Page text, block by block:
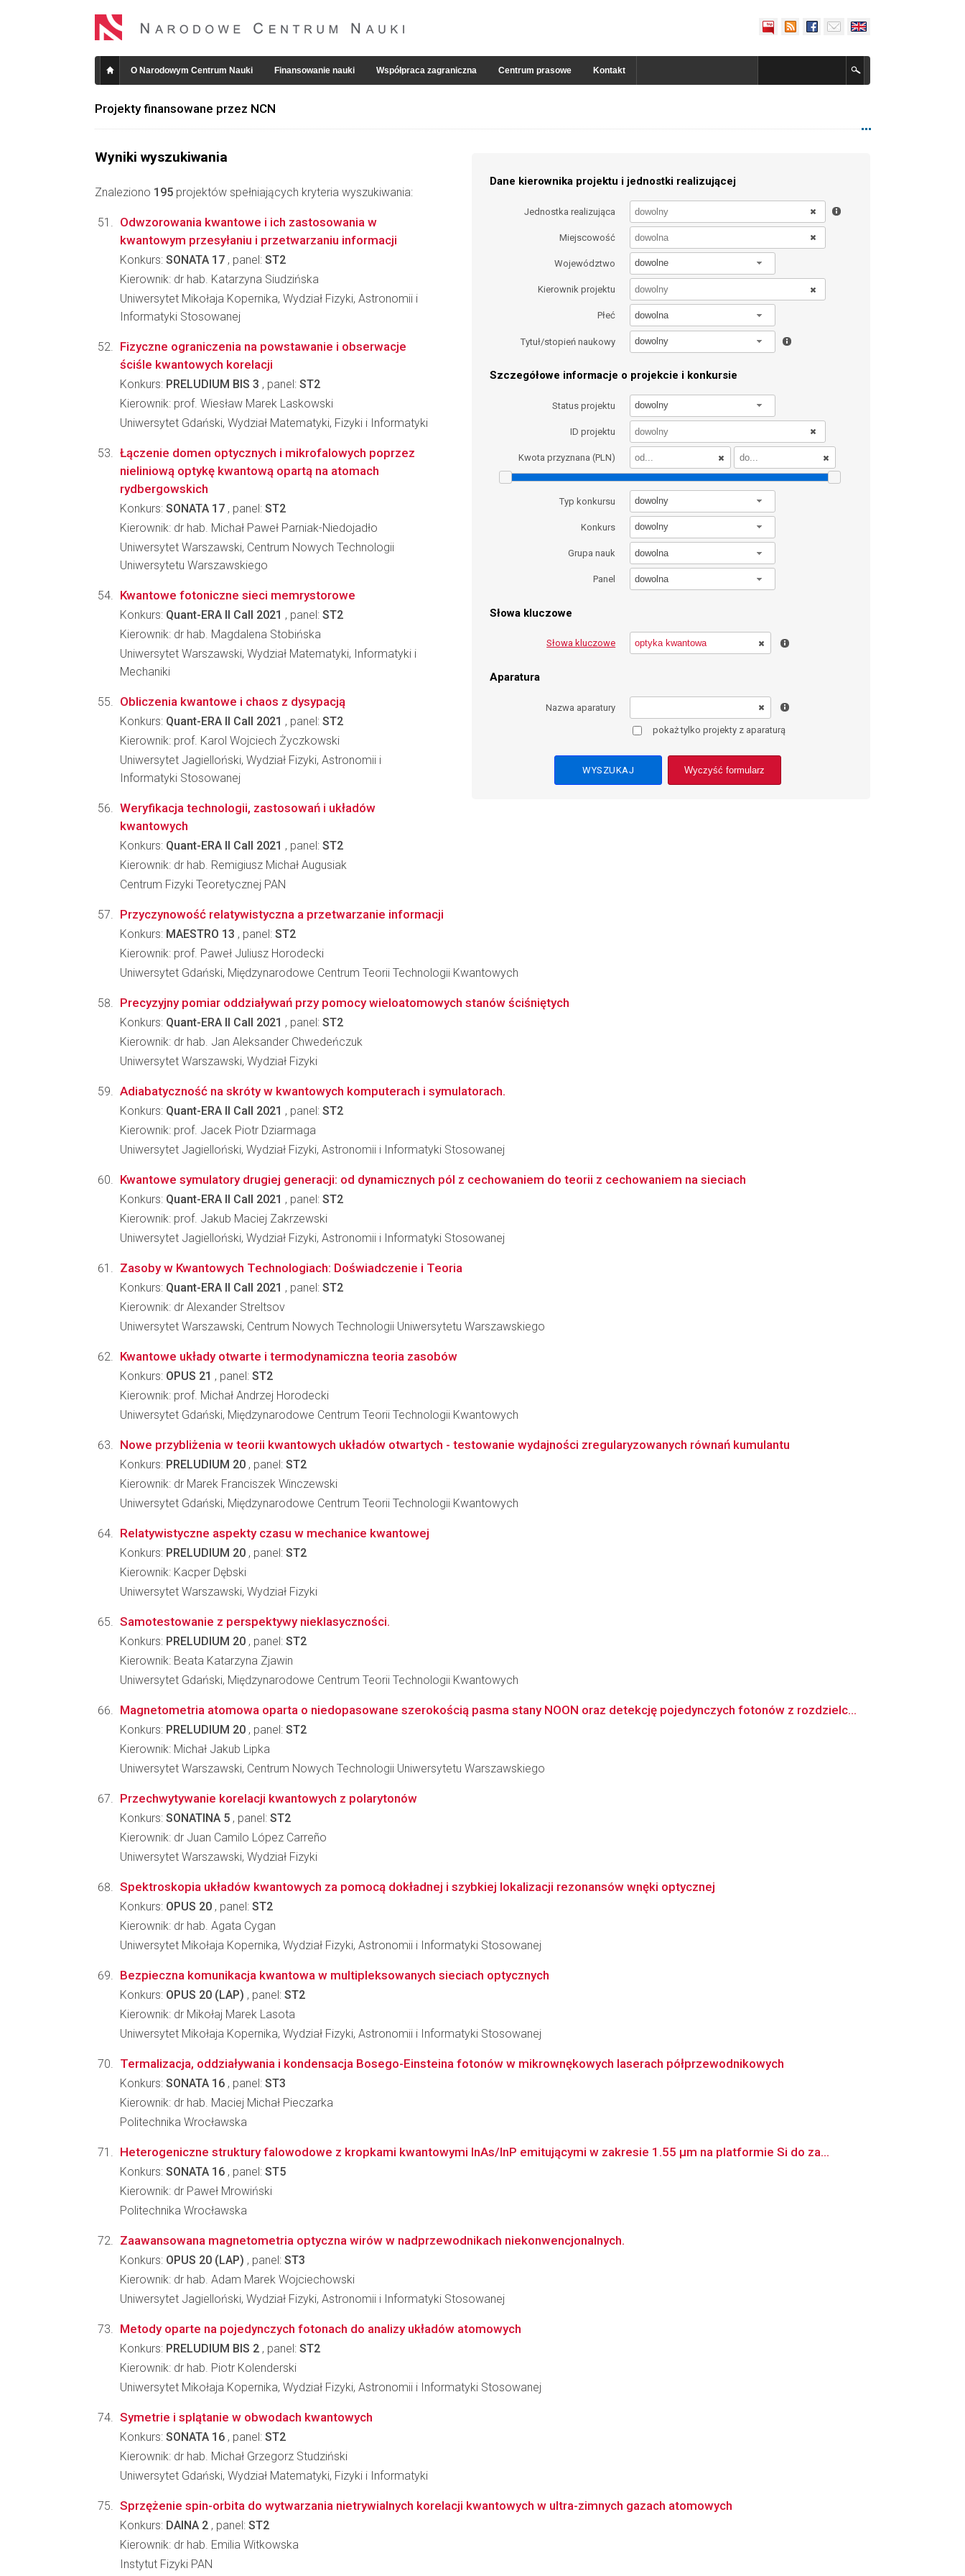
O Narodowym Centrum Nauki Finansowanie nauki Współpraca zagraniczna Centrum prasowe Kontakt
Projekty finansowane przez NCN
Wyniki wyszukiwania
Znaleziono 195 projektów spełniających kryteria wyszukiwania:
Dane kierownika projektu i jednostki realizującej
Jednostka realizująca
Miejscowość
Województwo dowolne
Kierownik projektu
Płeć dowolna
Tytuł/stopień naukowy dowolny
Szczegółowe informacje o projekcie i konkursie
Status projektu dowolny
ID projektu
Kwota przyznana (PLN)
Typ konkursu dowolny
Konkurs dowolny
Grupa nauk dowolna
Panel dowolna
Słowa kluczowe
Słowa kluczowe
Aparatura
Nazwa aparatury
pokaż tylko projekty z aparaturą
Wyczyść formularz
Odwzorowania kwantowe i ich zastosowania w
kwantowym przesyłaniu i przetwarzaniu informacji
Konkurs: SONATA 17 , panel: ST2
Kierownik: dr hab. Katarzyna Siudzińska
Uniwersytet Mikołaja Kopernika, Wydział Fizyki, Astronomii i
Informatyki Stosowanej
Fizyczne ograniczenia na powstawanie i obserwacje
ściśle kwantowych korelacji
Konkurs: PRELUDIUM BIS 3 , panel: ST2
Kierownik: prof. Wiesław Marek Laskowski
Uniwersytet Gdański, Wydział Matematyki, Fizyki i Informatyki
Łączenie domen optycznych i mikrofalowych poprzez
nieliniową optykę kwantową opartą na atomach
rydbergowskich
Konkurs: SONATA 17 , panel: ST2
Kierownik: dr hab. Michał Paweł Parniak-Niedojadło
Uniwersytet Warszawski, Centrum Nowych Technologii
Uniwersytetu Warszawskiego
Kwantowe fotoniczne sieci memrystorowe
Konkurs: Quant-ERA II Call 2021 , panel: ST2
Kierownik: dr hab. Magdalena Stobińska
Uniwersytet Warszawski, Wydział Matematyki, Informatyki i
Mechaniki
Obliczenia kwantowe i chaos z dysypacją
Konkurs: Quant-ERA II Call 2021 , panel: ST2
Kierownik: prof. Karol Wojciech Życzkowski
Uniwersytet Jagielloński, Wydział Fizyki, Astronomii i
Informatyki Stosowanej
Weryfikacja technologii, zastosowań i układów
kwantowych
Konkurs: Quant-ERA II Call 2021 , panel: ST2
Kierownik: dr hab. Remigiusz Michał Augusiak
Centrum Fizyki Teoretycznej PAN
Przyczynowość relatywistyczna a przetwarzanie informacji
Konkurs: MAESTRO 13 , panel: ST2
Kierownik: prof. Paweł Juliusz Horodecki
Uniwersytet Gdański, Międzynarodowe Centrum Teorii Technologii Kwantowych
Precyzyjny pomiar oddziaływań przy pomocy wieloatomowych stanów ściśniętych
Konkurs: Quant-ERA II Call 2021 , panel: ST2
Kierownik: dr hab. Jan Aleksander Chwedeńczuk
Uniwersytet Warszawski, Wydział Fizyki
Adiabatyczność na skróty w kwantowych komputerach i symulatorach.
Konkurs: Quant-ERA II Call 2021 , panel: ST2
Kierownik: prof. Jacek Piotr Dziarmaga
Uniwersytet Jagielloński, Wydział Fizyki, Astronomii i Informatyki Stosowanej
Kwantowe symulatory drugiej generacji: od dynamicznych pól z cechowaniem do teorii z cechowaniem na sieciach
Konkurs: Quant-ERA II Call 2021 , panel: ST2
Kierownik: prof. Jakub Maciej Zakrzewski
Uniwersytet Jagielloński, Wydział Fizyki, Astronomii i Informatyki Stosowanej
Zasoby w Kwantowych Technologiach: Doświadczenie i Teoria
Konkurs: Quant-ERA II Call 2021 , panel: ST2
Kierownik: dr Alexander Streltsov
Uniwersytet Warszawski, Centrum Nowych Technologii Uniwersytetu Warszawskiego
Kwantowe układy otwarte i termodynamiczna teoria zasobów
Konkurs: OPUS 21 , panel: ST2
Kierownik: prof. Michał Andrzej Horodecki
Uniwersytet Gdański, Międzynarodowe Centrum Teorii Technologii Kwantowych
Nowe przybliżenia w teorii kwantowych układów otwartych - testowanie wydajności zregularyzowanych równań kumulantu
Konkurs: PRELUDIUM 20 , panel: ST2
Kierownik: dr Marek Franciszek Winczewski
Uniwersytet Gdański, Międzynarodowe Centrum Teorii Technologii Kwantowych
Relatywistyczne aspekty czasu w mechanice kwantowej
Konkurs: PRELUDIUM 20 , panel: ST2
Kierownik: Kacper Dębski
Uniwersytet Warszawski, Wydział Fizyki
Samotestowanie z perspektywy nieklasyczności.
Konkurs: PRELUDIUM 20 , panel: ST2
Kierownik: Beata Katarzyna Zjawin
Uniwersytet Gdański, Międzynarodowe Centrum Teorii Technologii Kwantowych
Magnetometria atomowa oparta o niedopasowane szerokością pasma stany NOON oraz detekcję pojedynczych fotonów z rozdzielc...
Konkurs: PRELUDIUM 20 , panel: ST2
Kierownik: Michał Jakub Lipka
Uniwersytet Warszawski, Centrum Nowych Technologii Uniwersytetu Warszawskiego
Przechwytywanie korelacji kwantowych z polarytonów
Konkurs: SONATINA 5 , panel: ST2
Kierownik: dr Juan Camilo López Carreño
Uniwersytet Warszawski, Wydział Fizyki
Spektroskopia układów kwantowych za pomocą dokładnej i szybkiej lokalizacji rezonansów wnęki optycznej
Konkurs: OPUS 20 , panel: ST2
Kierownik: dr hab. Agata Cygan
Uniwersytet Mikołaja Kopernika, Wydział Fizyki, Astronomii i Informatyki Stosowanej
Bezpieczna komunikacja kwantowa w multipleksowanych sieciach optycznych
Konkurs: OPUS 20 (LAP) , panel: ST2
Kierownik: dr Mikołaj Marek Lasota
Uniwersytet Mikołaja Kopernika, Wydział Fizyki, Astronomii i Informatyki Stosowanej
Termalizacja, oddziaływania i kondensacja Bosego-Einsteina fotonów w mikrownękowych laserach półprzewodnikowych
Konkurs: SONATA 16 , panel: ST3
Kierownik: dr hab. Maciej Michał Pieczarka
Politechnika Wrocławska
Heterogeniczne struktury falowodowe z kropkami kwantowymi InAs/InP emitującymi w zakresie 1.55 μm na platformie Si do za...
Konkurs: SONATA 16 , panel: ST5
Kierownik: dr Paweł Mrowiński
Politechnika Wrocławska
Zaawansowana magnetometria optyczna wirów w nadprzewodnikach niekonwencjonalnych.
Konkurs: OPUS 20 (LAP) , panel: ST3
Kierownik: dr hab. Adam Marek Wojciechowski
Uniwersytet Jagielloński, Wydział Fizyki, Astronomii i Informatyki Stosowanej
Metody oparte na pojedynczych fotonach do analizy układów atomowych
Konkurs: PRELUDIUM BIS 2 , panel: ST2
Kierownik: dr hab. Piotr Kolenderski
Uniwersytet Mikołaja Kopernika, Wydział Fizyki, Astronomii i Informatyki Stosowanej
Symetrie i splątanie w obwodach kwantowych
Konkurs: SONATA 16 , panel: ST2
Kierownik: dr hab. Michał Grzegorz Studziński
Uniwersytet Gdański, Wydział Matematyki, Fizyki i Informatyki
Sprzężenie spin-orbita do wytwarzania nietrywialnych korelacji kwantowych w ultra-zimnych gazach atomowych
Konkurs: DAINA 2 , panel: ST2
Kierownik: dr hab. Emilia Witkowska
Instytut Fizyki PAN